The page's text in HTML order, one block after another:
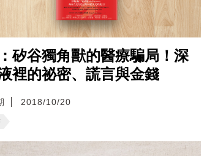
矽谷獨角獸的醫療騙局！深
裡的祕密、謊言與金錢
2018/10/20